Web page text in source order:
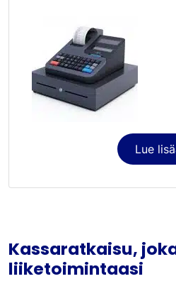
Lue
Kassaratkaisu,
liiketoimintaasi